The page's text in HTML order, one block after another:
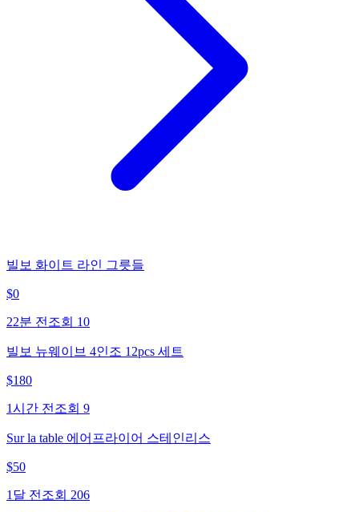
빌보 화이트 라인 그릇들
$0
22분 전 조회 10
빌보 뉴웨이브 4인조 12pcs 세트
$180
1시간 전 조회 9
Sur la table 에어프라이어 스테인리스
$50
1달 전 조회 206